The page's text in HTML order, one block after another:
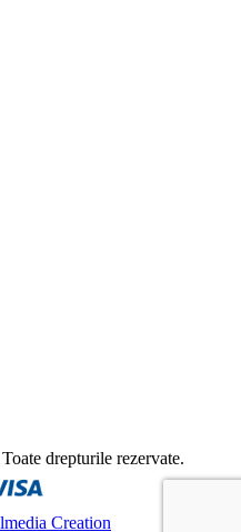
drepturile rezervate.
Creation